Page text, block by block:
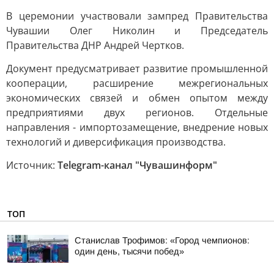
В церемонии участвовали зампред Правительства
Чувашии Олег Николин и Председатель
Правительства ДНР Андрей Чертков.
Документ предусматривает развитие промышленной
кооперации, расширение межрегиональных
экономических связей и обмен опытом между
предприятиями двух регионов. Отдельные
направления - импортозамещение, внедрение новых
технологий и диверсификация производства.
Источник: Telegram-канал "Чувашинформ"
ТОП
Станислав Трофимов: «Город чемпионов:
один день, тысячи побед»